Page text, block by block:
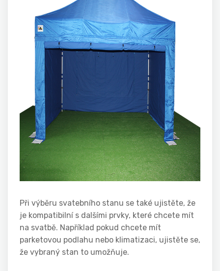
Při výběru svatebního stanu se také ujistěte, že
je kompatibilní s dalšími prvky, které chcete mít
na svatbě. Například pokud chcete mít
parketovou podlahu nebo klimatizaci, ujistěte se,
že vybraný stan to umožňuje.